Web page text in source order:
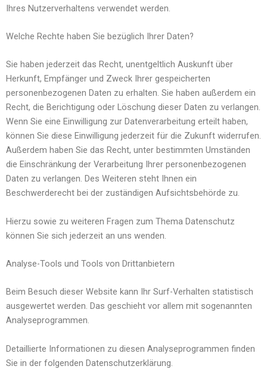
Ihres Nutzerverhaltens verwendet werden.
Welche Rechte haben Sie bezüglich Ihrer Daten?
Sie haben jederzeit das Recht, unentgeltlich Auskunft über
Herkunft, Empfänger und Zweck Ihrer gespeicherten
personenbezogenen Daten zu erhalten. Sie haben außerdem ein
Recht, die Berichtigung oder Löschung dieser Daten zu verlangen.
Wenn Sie eine Einwilligung zur Datenverarbeitung erteilt haben,
können Sie diese Einwilligung jederzeit für die Zukunft widerrufen.
Außerdem haben Sie das Recht, unter bestimmten Umständen
die Einschränkung der Verarbeitung Ihrer personenbezogenen
Daten zu verlangen. Des Weiteren steht Ihnen ein
Beschwerderecht bei der zuständigen Aufsichtsbehörde zu.
Hierzu sowie zu weiteren Fragen zum Thema Datenschutz
können Sie sich jederzeit an uns wenden.
Analyse-Tools und Tools von Drittanbietern
Beim Besuch dieser Website kann Ihr Surf-Verhalten statistisch
ausgewertet werden. Das geschieht vor allem mit sogenannten
Analyseprogrammen.
Detaillierte Informationen zu diesen Analyseprogrammen finden
Sie in der folgenden Datenschutzerklärung.